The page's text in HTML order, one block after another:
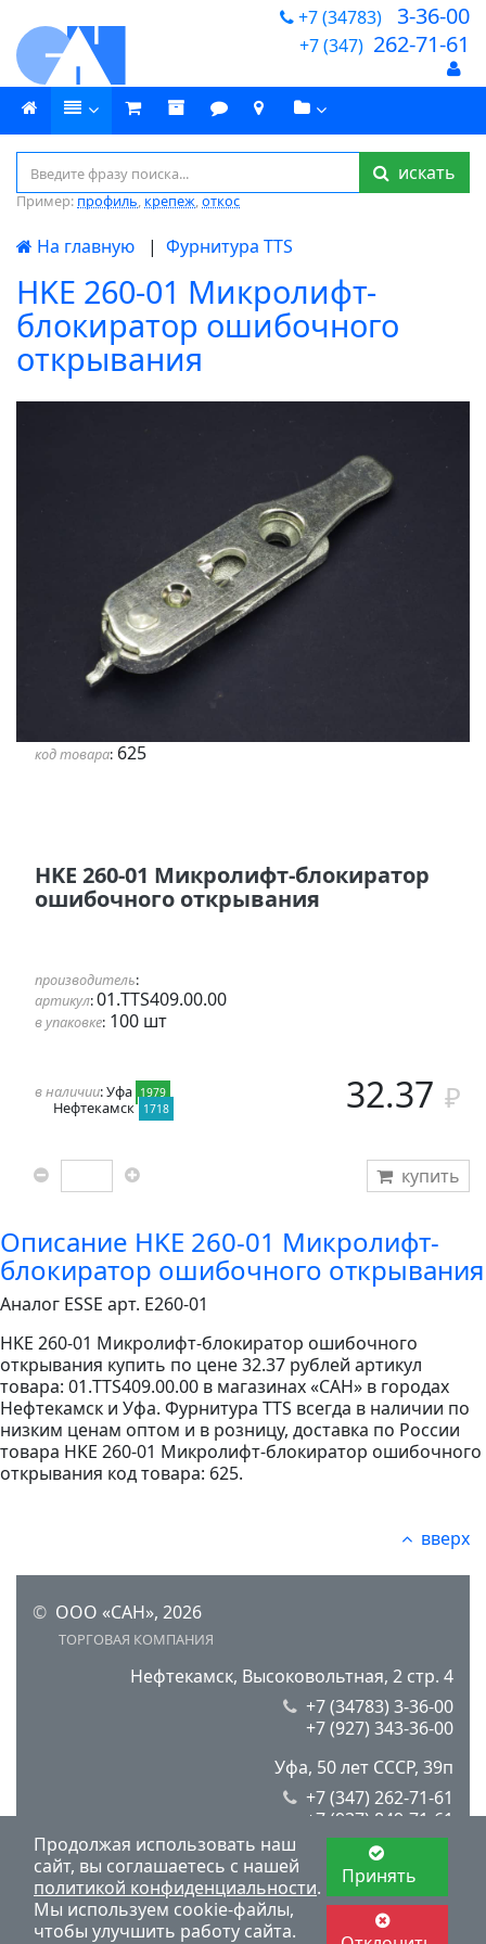
+7 (34783) 3-36-00
+7 (347) 262-71-61
искать
Пример: профиль, крепеж,откос
На главную | Фурнитура TTS
HKE 260-01 Микролифт-
блокиратор ошибочного
открывания
код товара: 625
HKE 260-01 Микролифт-блокиратор
ошибочного открывания
производитель:
артикул:01.TTS409.00.00
в упаковке: 100 шт
в наличии: Уфа 1979
Нефтекамск 1718 32.37
купить
Описание HKE 260-01 Микролифт-
блокиратор ошибочного открывания
Аналог ESSE арт. E260-01
HKE 260-01 Микролифт-блокиратор ошибочного
открывания купить по цене 32.37 рублей артикул
товара: 01.TTS409.00.00 в магазинах «САН» в городах
Нефтекамск и Уфа. Фурнитура TTS всегда в наличии по
низким ценам оптом и в розницу, доставка по России
товара HKE 260-01 Микролифт-блокиратор ошибочного
открывания код товара: 625.
вверх
© ООО «САН», 2026
ТОРГОВАЯ КОМПАНИЯ
Нефтекамск, Высоковольтная, 2 стр. 4
+7 (34783) 3-36-00
+7 (927) 343-36-00
Уфа, 50 лет СССР, 39п
+7 (347) 262-71-61
+7 (937) 849-71-61
Пользовательское соглашение
Политика конфиденциальности и оферта
Продолжая использовать наш
сайт, вы соглашаетесь с нашей
политикой конфиденциальности.
Мы используем cookie-файлы,
чтобы улучшить работу сайта.
Принять